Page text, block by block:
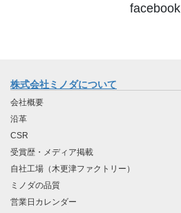
facebook
株式会社ミノダについて
会社概要
沿革
CSR
受賞歴・メディア掲載
自社工場（木更津ファクトリー）
ミノダの品質
営業日カレンダー